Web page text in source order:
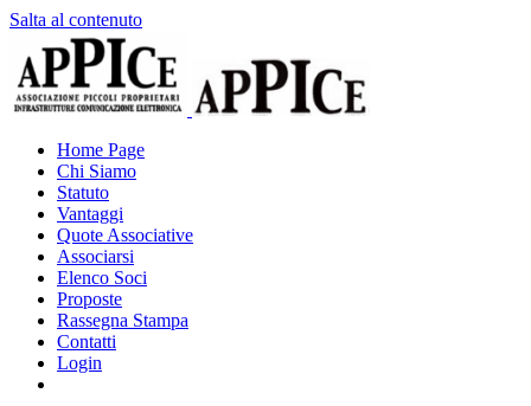
Salta al contenuto
Home Page
Chi Siamo
Statuto
Vantaggi
Quote Associative
Associarsi
Elenco Soci
Proposte
Rassegna Stampa
Contatti
Login